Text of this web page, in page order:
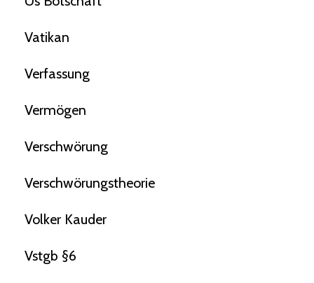
Vatikan
Verfassung
Vermögen
Verschwörung
Verschwörungstheorie
Volker Kauder
Vstgb §6